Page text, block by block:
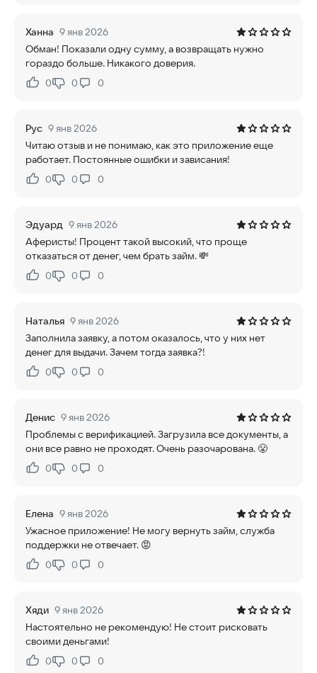
Ханна 9 янв 2026
Обман! Показали одну сумму, а возвращать нужно
гораздо больше. Никакого доверия.
Нравится:
0Не нравится:
0 0
Рус 9 янв 2026
Читаю отзыв и не понимаю, как это приложение еще
работает. Постоянные ошибки и зависания!
Нравится:
0Не нравится:
0 0
Эдуард 9 янв 2026
Аферисты! Процент такой высокий, что проще
отказаться от денег, чем брать займ. 💸
Нравится:
0Не нравится:
0 0
Наталья 9 янв 2026
Заполнила заявку, а потом оказалось, что у них нет
денег для выдачи. Зачем тогда заявка?!
Нравится:
0Не нравится:
0 0
Денис 9 янв 2026
Проблемы с верификацией. Загрузила все документы, а
они все равно не проходят. Очень разочарована. 😤
Нравится:
0Не нравится:
0 0
Елена 9 янв 2026
Ужасное приложение! Не могу вернуть займ, служба
поддержки не отвечает. 😡
Нравится:
0Не нравится:
0 0
Хяди 9 янв 2026
Настоятельно не рекомендую! Не стоит рисковать
своими деньгами!
Нравится:
0Не нравится:
0 0